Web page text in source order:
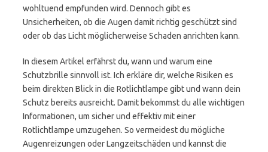
wohltuend empfunden wird. Dennoch gibt es
Unsicherheiten, ob die Augen damit richtig geschützt sind
oder ob das Licht möglicherweise Schaden anrichten kann.
In diesem Artikel erfährst du, wann und warum eine
Schutzbrille sinnvoll ist. Ich erkläre dir, welche Risiken es
beim direkten Blick in die Rotlichtlampe gibt und wann dein
Schutz bereits ausreicht. Damit bekommst du alle wichtigen
Informationen, um sicher und effektiv mit einer
Rotlichtlampe umzugehen. So vermeidest du mögliche
Augenreizungen oder Langzeitschäden und kannst die